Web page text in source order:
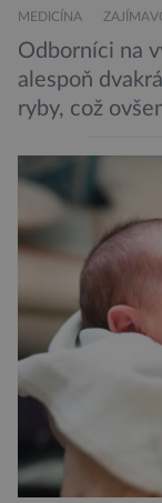
MEDICÍNA
Odborníci na
alespoň
ryby, což
doporučení
sardinky,
„Místo toho,
potravinou,“
Robertson a